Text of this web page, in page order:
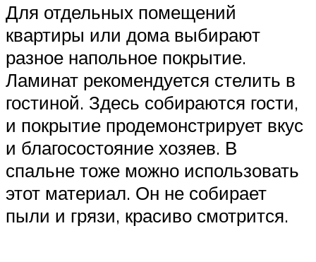
Для отдельных помещений
квартиры или дома выбирают
разное напольное покрытие.
Ламинат рекомендуется стелить в
гостиной. Здесь собираются гости,
и покрытие продемонстрирует вкус
и благосостояние хозяев. В
спальне тоже можно использовать
этот материал. Он не собирает
пыли и грязи, красиво смотрится.